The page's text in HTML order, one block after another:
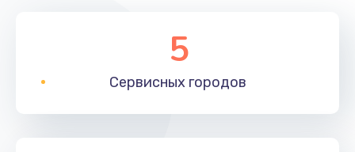
5
Сервисных городов